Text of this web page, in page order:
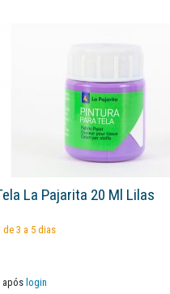
La Pajarita 20 Ml Lilas
de 3 a 5 dias
após login